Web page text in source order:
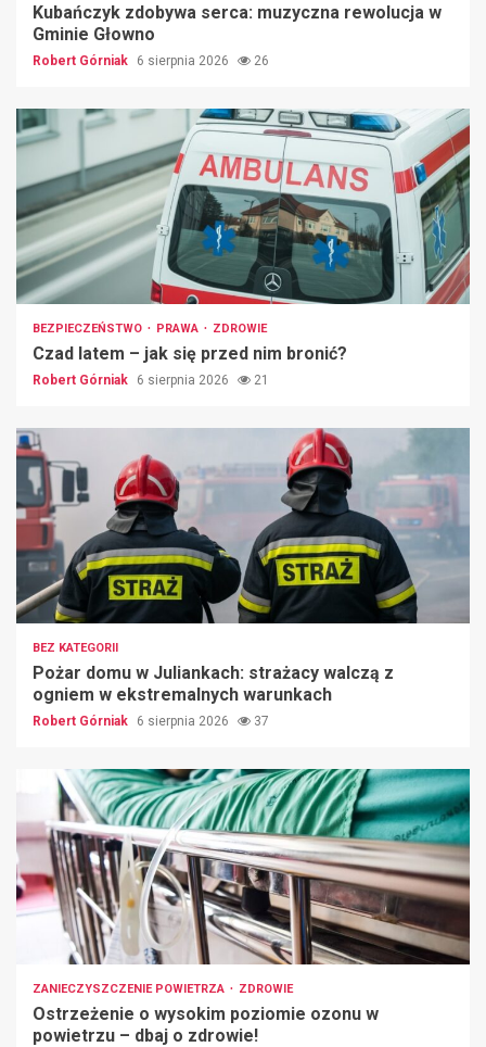
Kubańczyk zdobywa serca: muzyczna rewolucja w
Gminie Głowno
Robert Górniak 6 sierpnia 2026 26
BEZPIECZEŃSTWO PRAWA ZDROWIE
Czad latem – jak się przed nim bronić?
Robert Górniak 6 sierpnia 2026 21
BEZ KATEGORII
Pożar domu w Juliankach: strażacy walczą z
ogniem w ekstremalnych warunkach
Robert Górniak 6 sierpnia 2026 37
ZANIECZYSZCZENIE POWIETRZA ZDROWIE
Ostrzeżenie o wysokim poziomie ozonu w
powietrzu – dbaj o zdrowie!